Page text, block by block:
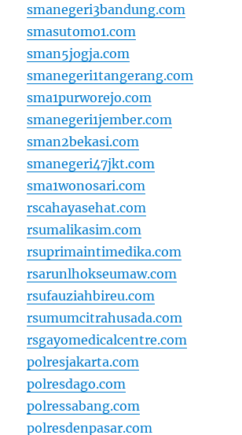
smanegeri3bandung.com
smasutomo1.com
sman5jogja.com
smanegeri1tangerang.com
sma1purworejo.com
smanegeri1jember.com
sman2bekasi.com
smanegeri47jkt.com
sma1wonosari.com
rscahayasehat.com
rsumalikasim.com
rsuprimaintimedika.com
rsarunlhokseumaw.com
rsufauziahbireu.com
rsumumcitrahusada.com
rsgayomedicalcentre.com
polresjakarta.com
polresdago.com
polressabang.com
polresdenpasar.com